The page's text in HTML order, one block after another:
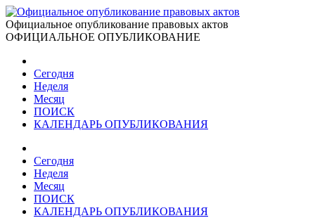
Официальное опубликование правовых актов
ОФИЦИАЛЬНОЕ ОПУБЛИКОВАНИЕ
Сегодня
Неделя
Месяц
ПОИСК
КАЛЕНДАРЬ ОПУБЛИКОВАНИЯ
Сегодня
Неделя
Месяц
ПОИСК
КАЛЕНДАРЬ ОПУБЛИКОВАНИЯ